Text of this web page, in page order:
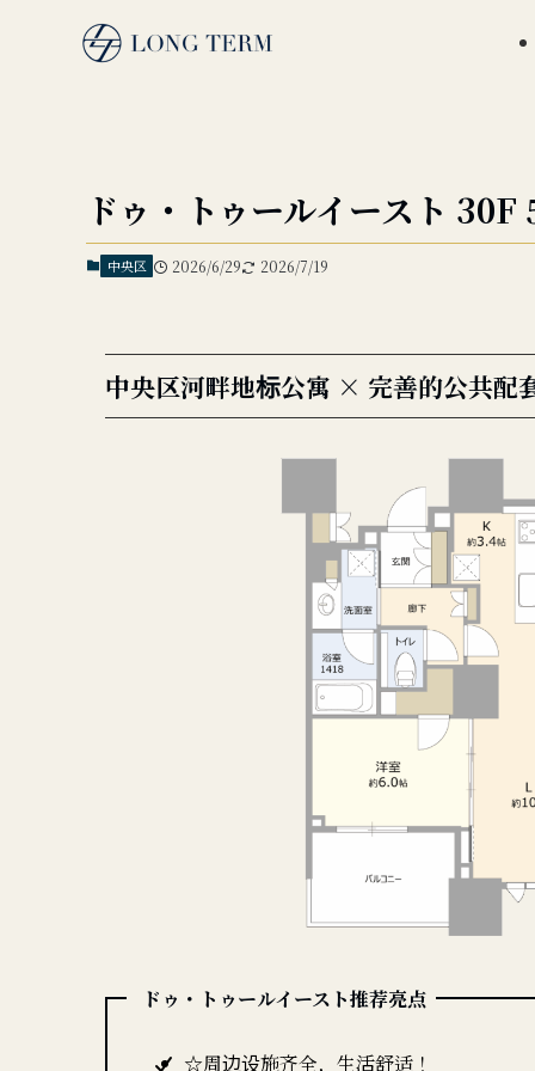
ドゥ・トゥールイースト
中央区 2026/6/29 2026/7/19
中央区河畔地标公寓 × 完善的公共配
ドゥ・トゥールイースト推荐亮点
☆周边设施齐全，生活舒适！